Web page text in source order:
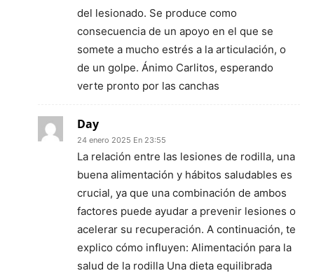
del lesionado. Se produce como
consecuencia de un apoyo en el que se
somete a mucho estrés a la articulación, o
de un golpe. Ánimo Carlitos, esperando
verte pronto por las canchas
Day
24 enero 2025 En 23:55
La relación entre las lesiones de rodilla, una
buena alimentación y hábitos saludables es
crucial, ya que una combinación de ambos
factores puede ayudar a prevenir lesiones o
acelerar su recuperación. A continuación, te
explico cómo influyen: Alimentación para la
salud de la rodilla Una dieta equilibrada